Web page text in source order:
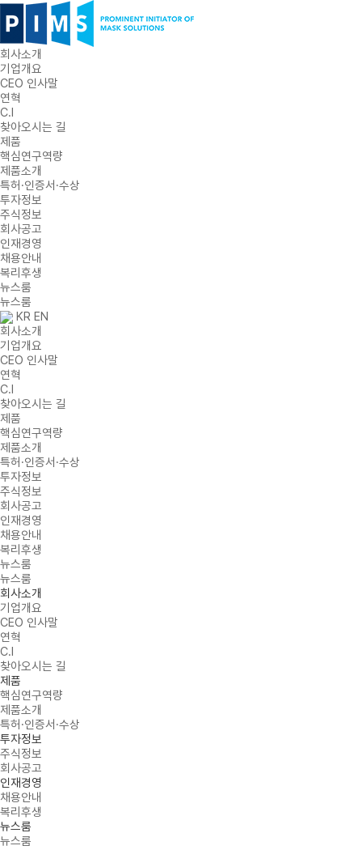
회사소개
기업개요
CEO 인사말
연혁
C.I
찾아오시는 길
제품
핵심연구역량
제품소개
특허·인증서·수상
투자정보
주식정보
회사공고
인재경영
채용안내
복리후생
뉴스룸
뉴스룸
KR EN
회사소개
기업개요
CEO 인사말
연혁
C.I
찾아오시는 길
제품
핵심연구역량
제품소개
특허·인증서·수상
투자정보
주식정보
회사공고
인재경영
채용안내
복리후생
뉴스룸
뉴스룸
회사소개
기업개요
CEO 인사말
연혁
C.I
찾아오시는 길
제품
핵심연구역량
제품소개
특허·인증서·수상
투자정보
주식정보
회사공고
인재경영
채용안내
복리후생
뉴스룸
뉴스룸